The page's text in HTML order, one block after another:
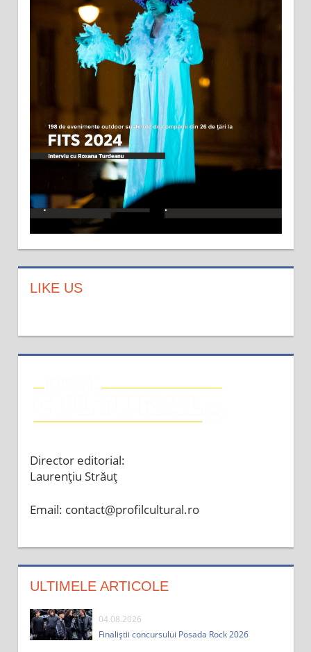
LIKE US
Director editorial:
Laurențiu Străuț
Email: contact@profilcultural.ro
ULTIMELE ARTICOLE
04.08.2026
Finaliștii concursului Posada Rock 2026